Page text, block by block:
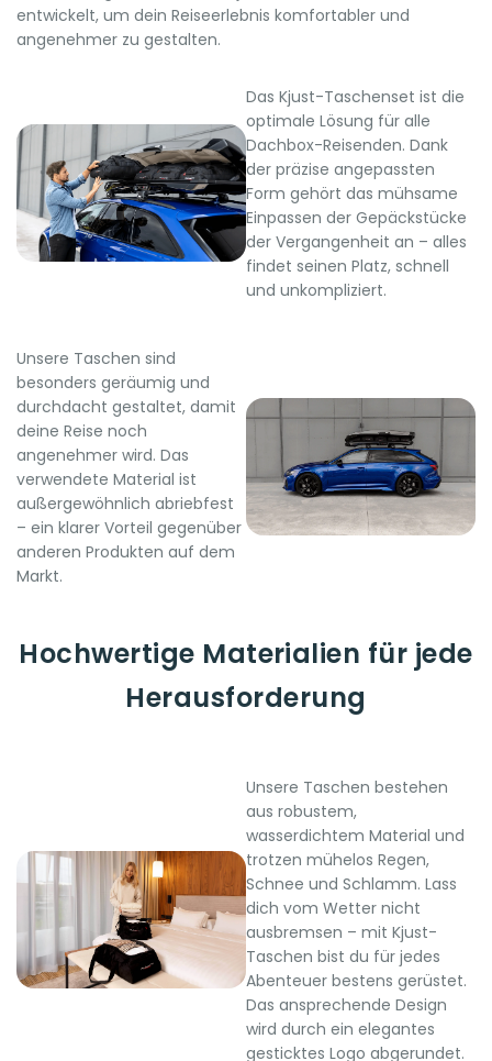
entwickelt, um dein Reiseerlebnis komfortabler und
angenehmer zu gestalten.
Das Kjust-Taschenset ist die
optimale Lösung für alle
Dachbox-Reisenden. Dank
der präzise angepassten
Form gehört das mühsame
Einpassen der Gepäckstücke
der Vergangenheit an – alles
findet seinen Platz, schnell
und unkompliziert.
Unsere Taschen sind
besonders geräumig und
durchdacht gestaltet, damit
deine Reise noch
angenehmer wird. Das
verwendete Material ist
außergewöhnlich abriebfest
– ein klarer Vorteil gegenüber
anderen Produkten auf dem
Markt.
Hochwertige Materialien für jede
Herausforderung
Unsere Taschen bestehen
aus robustem,
wasserdichtem Material und
trotzen mühelos Regen,
Schnee und Schlamm. Lass
dich vom Wetter nicht
ausbremsen – mit Kjust-
Taschen bist du für jedes
Abenteuer bestens gerüstet.
Das ansprechende Design
wird durch ein elegantes
gesticktes Logo abgerundet.